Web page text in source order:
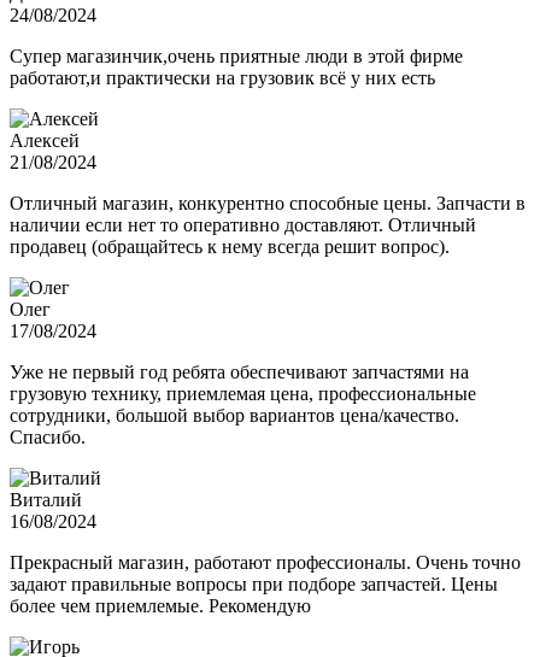
24/08/2024
Супер магазинчик,очень приятные люди в этой фирме
работают,и практически на грузовик всё у них есть
Алексей
21/08/2024
Отличный магазин, конкурентно способные цены. Запчасти в
наличии если нет то оперативно доставляют. Отличный
продавец (обращайтесь к нему всегда решит вопрос).
Олег
17/08/2024
Уже не первый год ребята обеспечивают запчастями на
грузовую технику, приемлемая цена, профессиональные
сотрудники, большой выбор вариантов цена/качество.
Спасибо.
Виталий
16/08/2024
Прекрасный магазин, работают профессионалы. Очень точно
задают правильные вопросы при подборе запчастей. Цены
более чем приемлемые. Рекомендую